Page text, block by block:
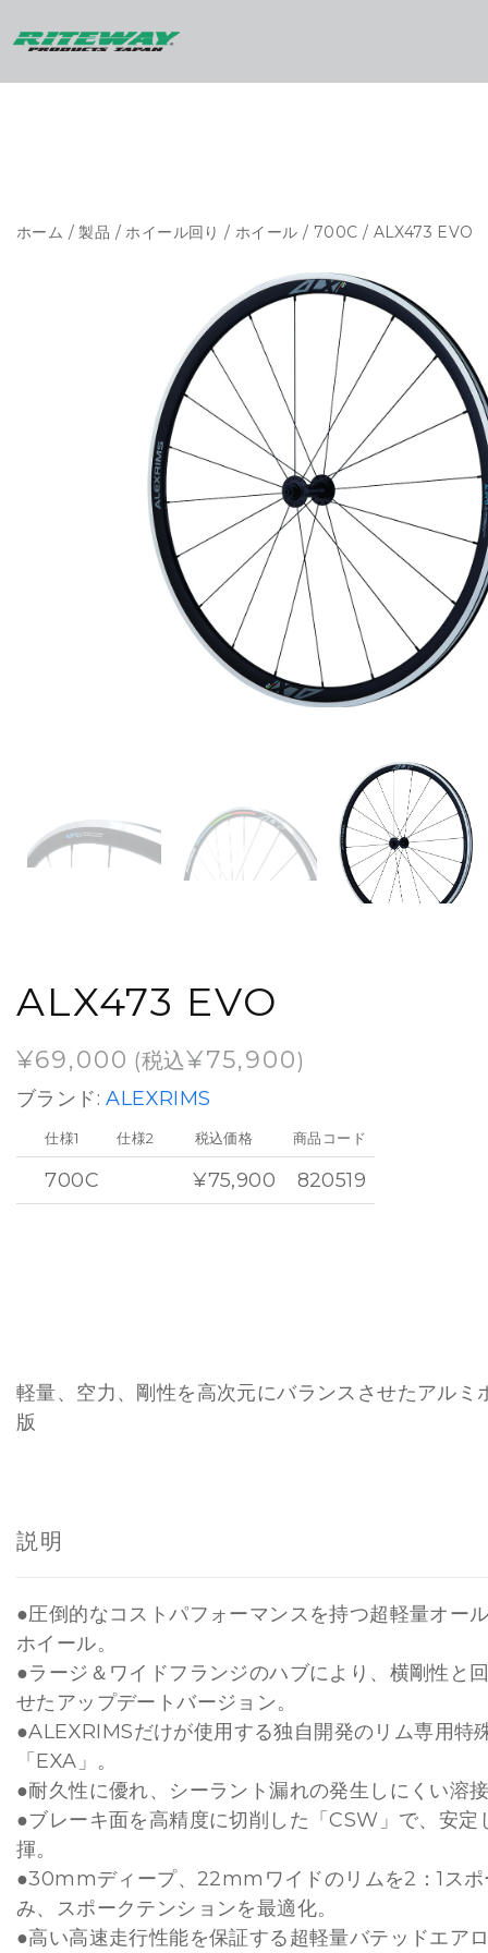
ホーム /製品 /ホイール回り /ホイール / 700C / ALX473 EVO
ALX473 EVO
¥69,000 (税込¥75,900)
ブランド:ALEXRIMS
仕様1
700C
仕様2 税込価格
¥75,900
商品コード
820519
軽量、空力、剛性を高次元にバランスさせたアルミ
版
説明
●圧倒的なコストパフォーマンスを持つ超軽量オー
ホイール。
●ラージ＆ワイドフランジのハブにより、横剛性と
せたアップデートバージョン。
●ALEXRIMSだけが使用する独自開発のリム専用特
「EXA」。
●耐久性に優れ、シーラント漏れの発生しにくい溶
●ブレーキ面を高精度に切削した「CSW」で、安定
揮。
●30mmディープ、22mmワイドのリムを2：1スポ
み、スポークテンションを最適化。
●高い高速走行性能を保証する超軽量バテッドエア